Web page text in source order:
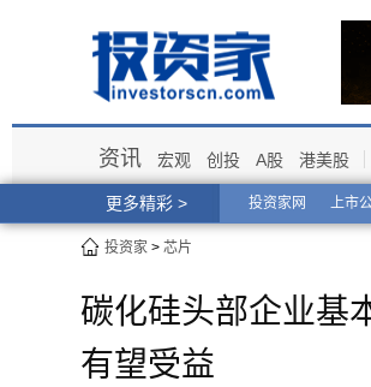
更多精彩 > 投资家网 上市
资讯 宏观 创投 A股 港美股
投资家 > 芯片
碳化硅头部企业基
有望受益